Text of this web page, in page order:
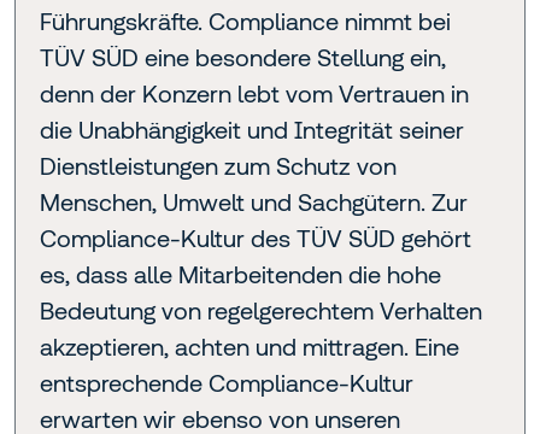
Führungskräfte. Compliance nimmt bei
TÜV SÜD eine besondere Stellung ein,
denn der Konzern lebt vom Vertrauen in
die Unabhängigkeit und Integrität seiner
Dienstleistungen zum Schutz von
Menschen, Umwelt und Sachgütern. Zur
Compliance-Kultur des TÜV SÜD gehört
es, dass alle Mitarbeitenden die hohe
Bedeutung von regelgerechtem Verhalten
akzeptieren, achten und mittragen. Eine
entsprechende Compliance-Kultur
erwarten wir ebenso von unseren